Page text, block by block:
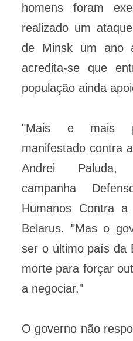
homens foram
realizado um
de Minsk um ano
acredita-se que
população ainda
"Mais e mais
manifestado contra
Andrei Paluda,
campanha
Humanos Contra
Belarus. "Mas o
ser o último país da
morte para forçar
a negociar."
O governo não